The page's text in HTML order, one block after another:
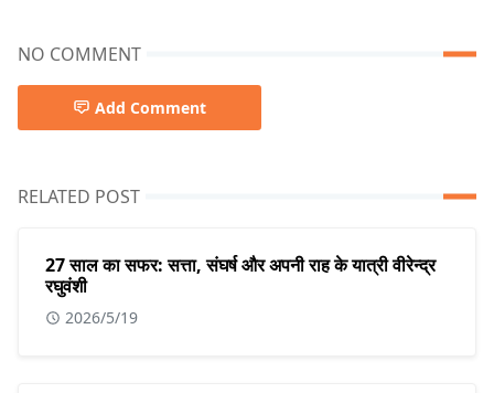
NO COMMENT
Add Comment
RELATED POST
27 साल का सफर: सत्ता, संघर्ष और अपनी राह के यात्री वीरेन्द्र
रघुवंशी
2026/5/19